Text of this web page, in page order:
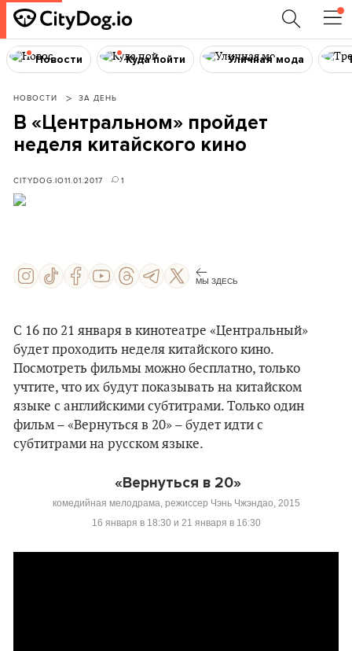
Новости Куда пойти Уличная мода
НОВОСТИ ЗА ДЕНЬ
В «Центральном» пройдет
неделя китайского кино
CITYDOG.IO11.01.2017 1
МЫ ЗДЕСЬ
С 16 по 21 января в кинотеатре «Центральный»
будет проходить неделя китайского кино.
Посмотреть фильмы можно бесплатно, только
учтите, что их будут показывать на китайском
языке с английскими субтитрами. Только один
фильм – «Вернуться в 20» – будет идти с
субтитрами на русском языке.
«Вернуться в 20»
комедийная мелодрама, режиссер Чэнь Чжэндао, 2015
16 января в 18:30 и 21 января в 16:30